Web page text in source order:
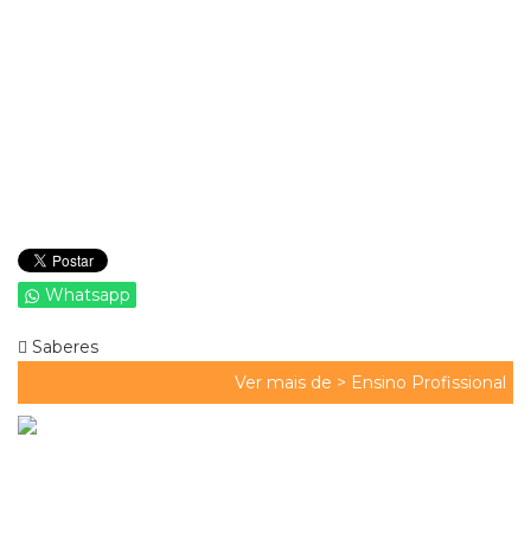
Whatsapp
Saberes
Ver mais de > Ensino Profissional